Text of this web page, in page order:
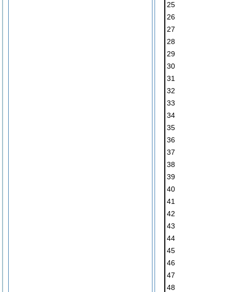
25
26
27
28
29
30
31
32
33
34
35
36
37
38
39
40
41
42
43
44
45
46
47
48